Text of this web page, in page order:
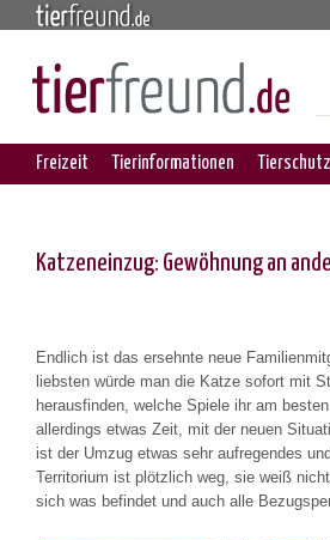
Freizeit Tierinformationen Tierschutz
Katzeneinzug: Gewöhnung an
Endlich ist das ersehnte neue
liebsten würde man die Katze sofort mit
herausfinden, welche Spiele ihr am
allerdings etwas Zeit, mit der neuen
ist der Umzug etwas sehr aufregendes
Territorium ist plötzlich weg, sie weiß
sich was befindet und auch alle